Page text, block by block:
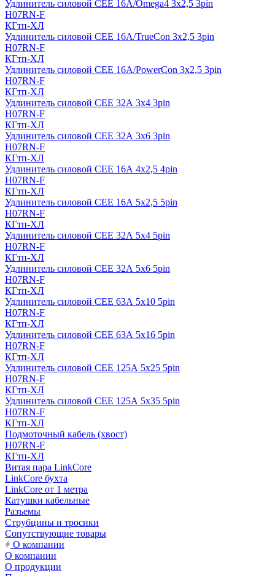
Удлинитель силовой CEE 16A/Omega4 3х2,5 3pin
H07RN-F
КГтп-ХЛ
Удлинитель силовой CEE 16A/TrueCon 3х2,5 3pin
H07RN-F
КГтп-ХЛ
Удлинитель силовой CEE 16A/PowerCon 3х2,5 3pin
H07RN-F
КГтп-ХЛ
Удлинитель силовой CEE 32А 3х4 3pin
H07RN-F
КГтп-ХЛ
Удлинитель силовой CEE 32А 3х6 3pin
H07RN-F
КГтп-ХЛ
Удлинитель силовой CEE 16А 4х2,5 4pin
H07RN-F
КГтп-ХЛ
Удлинитель силовой CEE 16А 5x2,5 5pin
H07RN-F
КГтп-ХЛ
Удлинитель силовой CEE 32А 5x4 5pin
H07RN-F
КГтп-ХЛ
Удлинитель силовой CEE 32А 5x6 5pin
H07RN-F
КГтп-ХЛ
Удлинитель силовой CEE 63А 5x10 5pin
H07RN-F
КГтп-ХЛ
Удлинитель силовой CEE 63А 5x16 5pin
H07RN-F
КГтп-ХЛ
Удлинитель силовой CEE 125А 5x25 5pin
H07RN-F
КГтп-ХЛ
Удлинитель силовой CEE 125А 5x35 5pin
H07RN-F
КГтп-ХЛ
Подмоточный кабель (хвост)
H07RN-F
КГтп-ХЛ
Витая пара LinkCore
LinkCore бухта
LinkCore от 1 метра
Катушки кабельные
Разъемы
Струбцины и тросики
Сопутствующие товары
О компании
О компании
О продукции